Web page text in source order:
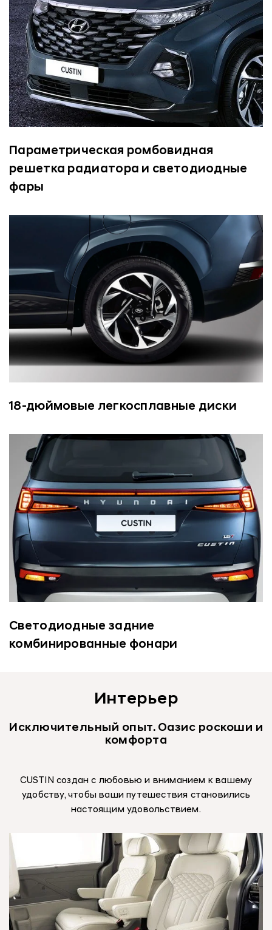
Параметрическая ромбовидная
решетка радиатора и светодиодные
фары
18-дюймовые легкосплавные диски
Светодиодные задние
комбинированные фонари
Интерьер
Исключительный опыт. Оазис роскоши и
комфорта
CUSTIN создан с любовью и вниманием к вашему
удобству, чтобы ваши путешествия становились
настоящим удовольствием.